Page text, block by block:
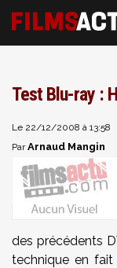
Test Blu-ray :
Le 22/12/2008 à 13:58
ParArnaud Mangin
des précédents
technique en